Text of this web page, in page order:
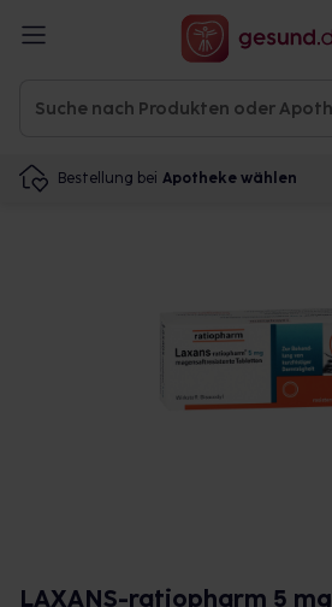
Bestellung bei Apotheke wählen
LAXANS-ratiopharm 5 mg